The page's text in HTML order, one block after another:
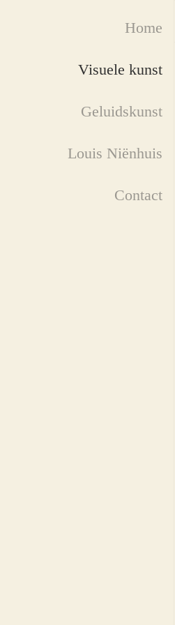
Home
Visuele kunst
Geluidskunst
Louis Niënhuis
Contact